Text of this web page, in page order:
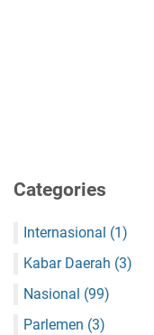
Categories
Internasional (1)
Kabar Daerah (3)
Nasional (99)
Parlemen (3)